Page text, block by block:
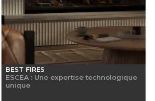
BEST FIRES
ESCEA : Une expertise technologique
unique